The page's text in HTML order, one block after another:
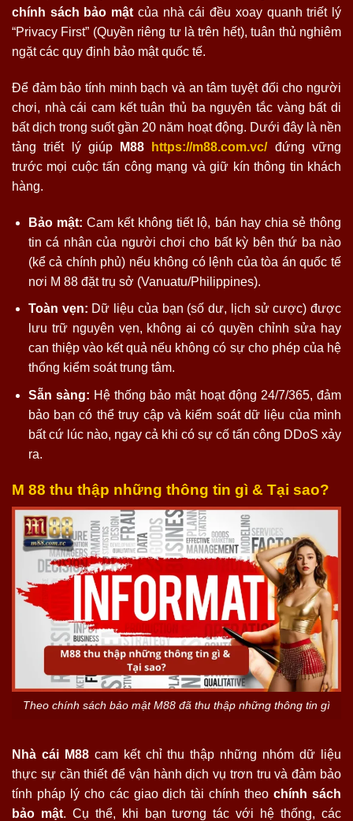
chính sách bảo mật của nhà cái đều xoay quanh triết lý
“Privacy First” (Quyền riêng tư là trên hết), tuân thủ nghiêm
ngặt các quy định bảo mật quốc tế.
Để đảm bảo tính minh bạch và an tâm tuyệt đối cho người
chơi, nhà cái cam kết tuân thủ ba nguyên tắc vàng bất di
bất dịch trong suốt gần 20 năm hoạt động. Dưới đây là nền
tảng triết lý giúp
M88 https://m88.com.vc/đứng vững
trước mọi cuộc tấn công mạng và giữ kín thông tin khách
hàng.
Bảo mật: Cam kết không tiết lộ, bán hay chia sẻ thông
tin cá nhân của người chơi cho bất kỳ bên thứ ba nào
(kể cả chính phủ) nếu không có lệnh của tòa án quốc tế
nơi M 88 đặt trụ sở (Vanuatu/Philippines).
Toàn vẹn: Dữ liệu của bạn (số dư, lịch sử cược) được
lưu trữ nguyên vẹn, không ai có quyền chỉnh sửa hay
can thiệp vào kết quả nếu không có sự cho phép của hệ
thống kiểm soát trung tâm.
Sẵn sàng: Hệ thống bảo mật hoạt động 24/7/365, đảm
bảo bạn có thể truy cập và kiểm soát dữ liệu của mình
bất cứ lúc nào, ngay cả khi có sự cố tấn công DDoS xảy
ra.
M 88 thu thập những thông tin gì & Tại sao?
Theo chính sách bảo mật M88 đã thu thập những thông tin gì
Nhà cái M88cam kết chỉ thu thập những nhóm dữ liệu
thực sự cần thiết để vận hành dịch vụ trơn tru và đảm bảo
tính pháp lý cho các giao dịch tài chính theochính sách
bảo mật. Cụ thể, khi bạn tương tác với hệ thống, các